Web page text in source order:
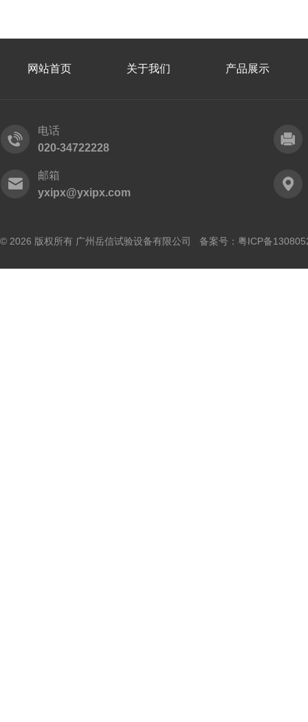
网站首页 关于我们 产品展示
电话
020-34722228
邮箱
yxipx@yxipx.com
© 2026 版权所有 广州岳信试验设备有限公司 备案号： 粤ICP备